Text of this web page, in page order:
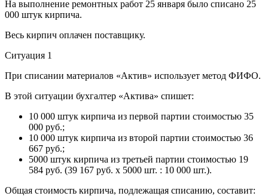
На выполнение ремонтных работ 25 января было списано 25
000 штук кирпича.
Весь кирпич оплачен поставщику.
Ситуация 1
При списании материалов «Актив» использует метод ФИФО.
В этой ситуации бухгалтер «Актива» спишет:
10 000 штук кирпича из первой партии стоимостью 35
000 руб.;
10 000 штук кирпича из второй партии стоимостью 36
667 руб.;
5000 штук кирпича из третьей партии стоимостью 19
584 руб. (39 167 руб. x 5000 шт. : 10 000 шт.).
Общая стоимость кирпича, подлежащая списанию, составит: